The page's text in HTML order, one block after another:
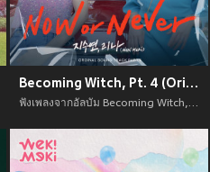
Becoming Witch, Pt. 4 (Original Television Soundtrack)
ฟังเพลงจากอัลบัม Becoming Witch, Pt. 4 (Original Television Soundtrack) เพลงใหม่จาก อัพเดทเพลงใหม่ล่าสุดก่อนใคร ตลอดปี 2021